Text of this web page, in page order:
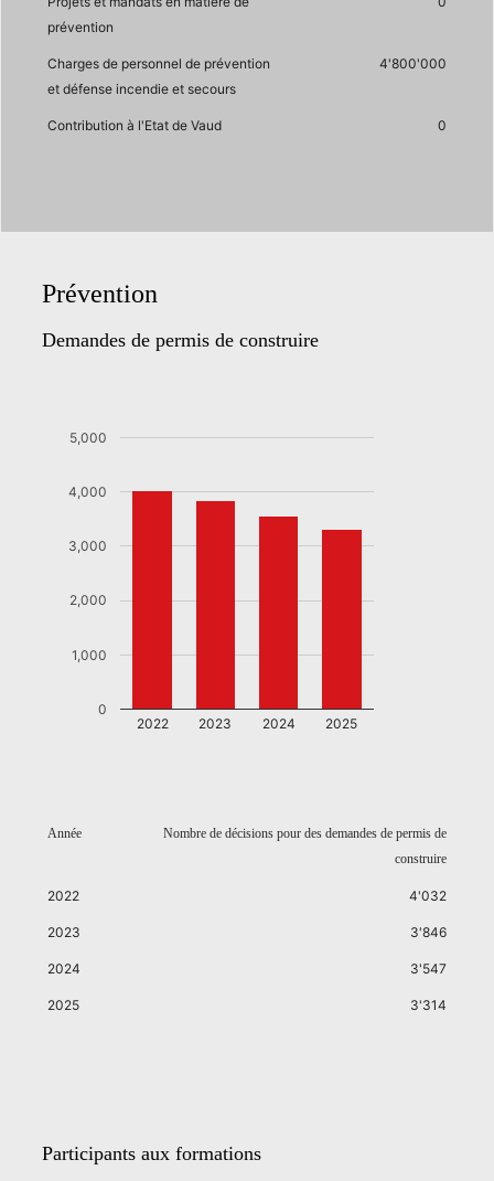
prévention
Charges de personnel de prévention
et défense incendie et secours
4'800'000
Contribution à l'Etat de Vaud 0
Prévention
Demandes de permis de construire
2022 2023 2024 2025
0
1,000
2,000
3,000
4,000
5,000
Année
Nombre de décisions pour des demandes de permis de
construire
2022 4'032
2023 3'846
2024 3'547
2025 3'314
Participants aux formations